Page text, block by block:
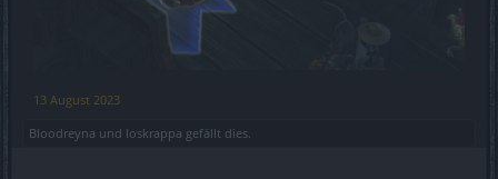
13 August 2023
Bloodreyna und loskrappa gefällt dies.